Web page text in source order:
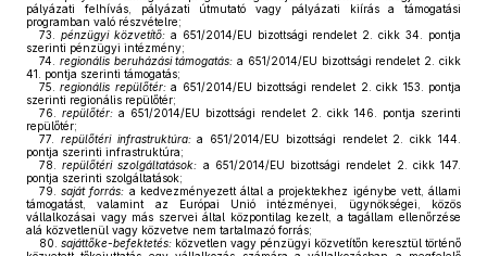
pályázati felhívás, pályázati útmutató vagy pályázati kiírás a támogatási
programban való részvételre;
73.
pénzügyi közvetítő:a 651/2014/EU bizottsági rendelet 2. cikk 34. pontja
szerinti pénzügyi intézmény;
74.
regionális beruházási támogatás: a 651/2014/EU bizottsági rendelet 2. cikk
41. pontja szerinti támogatás;
75.
regionális repülőtér:a 651/2014/EU bizottsági rendelet 2. cikk 153. pontja
szerinti regionális repülőtér;
76.
repülőtér: a 651/2014/EU bizottsági rendelet 2. cikk 146. pontja szerinti
repülőtér;
77.
repülőtéri infrastruktúra:a 651/2014/EU bizottsági rendelet 2. cikk 144.
pontja szerinti infrastruktúra;
78.
repülőtéri szolgáltatások: a 651/2014/EU bizottsági rendelet 2. cikk 147.
pontja szerinti szolgáltatások;
79.
saját forrás: a kedvezményezett által a projektekhez igénybe vett, állami
támogatást, valamint az Európai Unió intézményei, ügynökségei, közös
vállalkozásai vagy más szervei által központilag kezelt, a tagállam ellenőrzése
alá közvetlenül vagy közvetve nem tartalmazó forrás;
80. sajáttőke-befektetés: közvetlen vagy pénzügyi közvetítőn keresztül történő